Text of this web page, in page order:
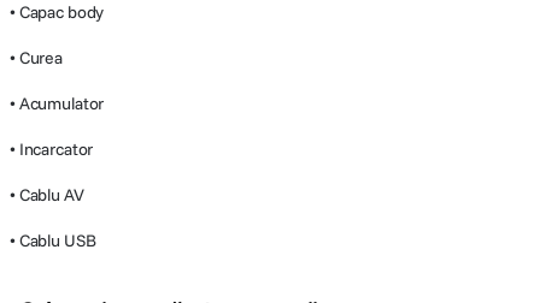
• Capac body
• Curea
• Acumulator
• Incarcator
• Cablu AV
• Cablu USB